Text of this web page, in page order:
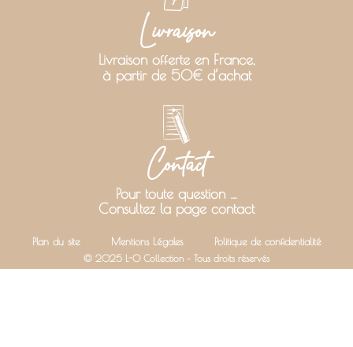
Livraison
Livraison offerte en France,
à partir de 50€ d’achat
Contact
Pour toute question …
Consultez la page contact
Plan du site Mentions Légales Politique de confidentialité
© 2025 L-O Collection – Tous droits réservés